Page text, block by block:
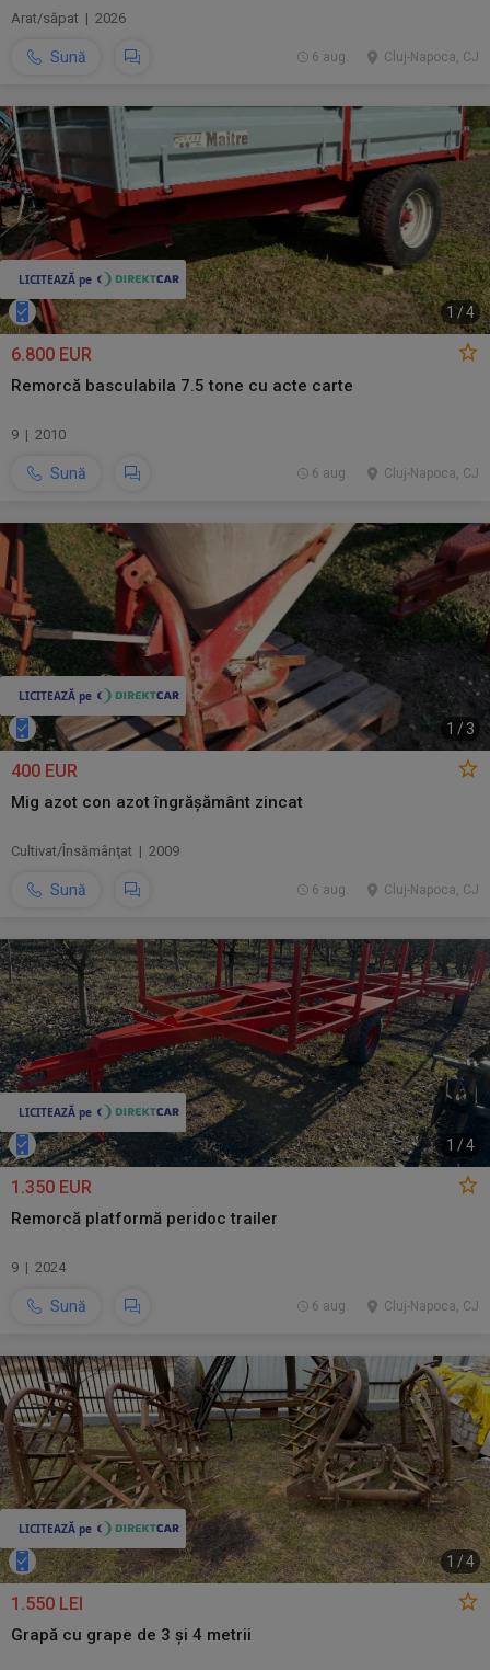
Arat/săpat | 2026
Sună Cluj-Napoca, CJ
6 aug.
1 /4
6.800 EUR
Remorcă basculabila 7.5 tone cu acte carte
9 | 2010
Sună Cluj-Napoca, CJ
6 aug.
1 /3
400 EUR
Mig azot con azot îngrășământ zincat
Cultivat/Însămânţat | 2009
Sună Cluj-Napoca, CJ
6 aug.
1 /4
1.350 EUR
Remorcă platformă peridoc trailer
9 | 2024
Sună Cluj-Napoca, CJ
6 aug.
1 /4
1.550 LEI
Grapă cu grape de 3 și 4 metrii